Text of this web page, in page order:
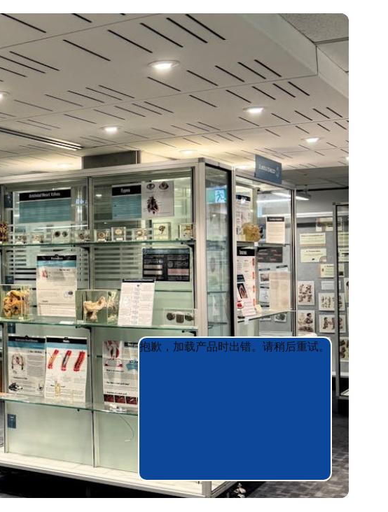
Product
Product
抱歉，加载产品时出错。请稍后重试。